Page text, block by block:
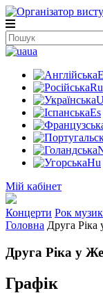
ua
Ru
Es
Hu
Мій кабінет
Концерти Рок
Головна Друга
Друга Ріка у
Графік